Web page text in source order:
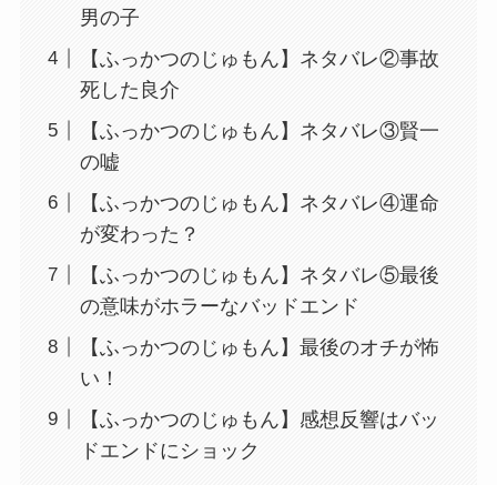
男の子
【ふっかつのじゅもん】ネタバレ②事故
死した良介
【ふっかつのじゅもん】ネタバレ③賢一
の嘘
【ふっかつのじゅもん】ネタバレ④運命
が変わった？
【ふっかつのじゅもん】ネタバレ⑤最後
の意味がホラーなバッドエンド
【ふっかつのじゅもん】最後のオチが怖
い！
【ふっかつのじゅもん】感想反響はバッ
ドエンドにショック